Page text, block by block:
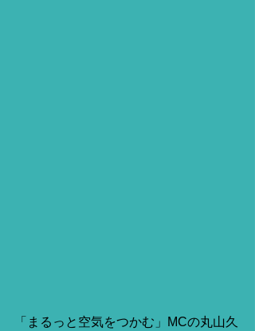
「まるっと空気をつかむ」MCの丸山久